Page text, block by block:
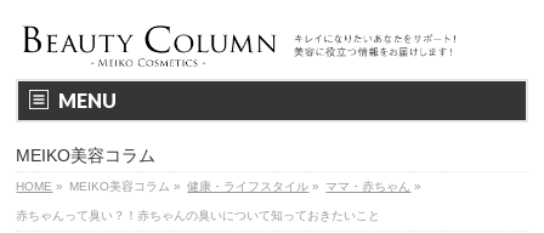
MENU
MEIKO美容コラム
HOME » MEIKO美容コラム » 健康・ライフスタイル » ママ・赤ちゃん »
赤ちゃんって臭い？！赤ちゃんの臭いについて知っておきたいこと